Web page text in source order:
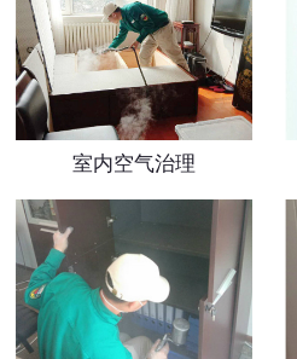
室内空气治理